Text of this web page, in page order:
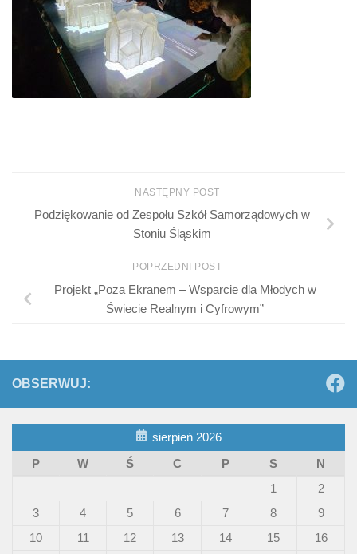
NASTĘPNY POST
Podziękowanie od Zespołu Szkół Samorządowych w
Stoniu Śląskim
POPRZEDNI POST
Projekt „Poza Ekranem – Wsparcie dla Młodych w
Świecie Realnym i Cyfrowym”
OBSERWUJ:
sierpień 2026
P
W Ś C P S
N
1
2
3
4 5 6 7 8
9
10
11 12 13 14 15 16